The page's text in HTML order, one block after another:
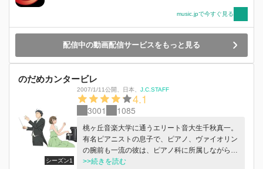
music.jpで今すぐ見る
配信中の動画配信サービスをもっと見る
のだめカンタービレ
シーズン1
2007/1/11公開 日本 J.C.STAFF
4.1
3001 1085
桃ヶ丘音楽大学に通うエリート音大生千秋真一。
有名ピアニストの息子で、ピアノ、ヴァイオリン
の腕前も一流の彼は、ピアノ科に所属しながら
も、指揮者を目指し、密かに勉強を続けていた。
>>続きを読む